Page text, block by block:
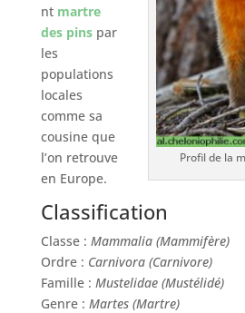
Profil de la
nt martre
des pinspar
les
populations
locales
comme sa
cousine que
l’on retrouve
en Europe.
Classification
Classe : Mammalia (Mammifère)
Ordre : Carnivora (Carnivore)
Famille : Mustelidae (Mustélidé)
Genre : Martes (Martre)